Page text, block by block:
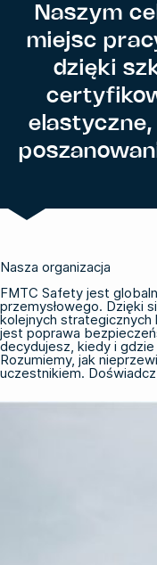
Naszym
miejsc
dzięki
Nasza organizacja
FMTC Safety jest
przemysłowego. Dzięki
kolejnych strategicznych
jest poprawa
decydujesz, kiedy i
Rozumiemy, jak
uczestnikiem.